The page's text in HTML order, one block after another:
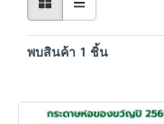
พบสินค้า 1 ชิ้น